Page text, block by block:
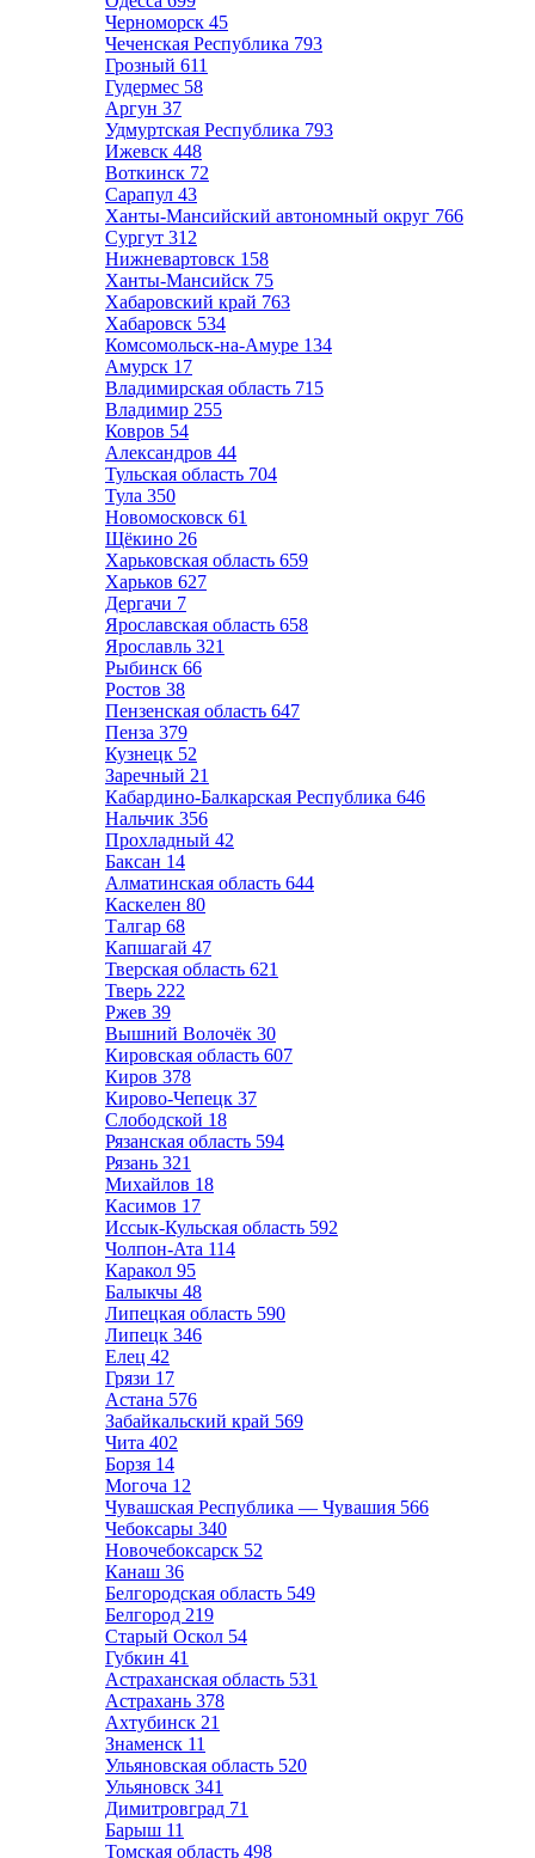
Черноморск 45
Чеченская Республика 793
Грозный 611
Гудермес 58
Аргун 37
Удмуртская Республика 793
Ижевск 448
Воткинск 72
Сарапул 43
Ханты-Мансийский автономный округ 766
Сургут 312
Нижневартовск 158
Ханты-Мансийск 75
Хабаровский край 763
Хабаровск 534
Комсомольск-на-Амуре 134
Амурск 17
Владимирская область 715
Владимир 255
Ковров 54
Александров 44
Тульская область 704
Тула 350
Новомосковск 61
Щёкино 26
Харьковская область 659
Харьков 627
Дергачи 7
Ярославская область 658
Ярославль 321
Рыбинск 66
Ростов 38
Пензенская область 647
Пенза 379
Кузнецк 52
Заречный 21
Кабардино-Балкарская Республика 646
Нальчик 356
Прохладный 42
Баксан 14
Алматинская область 644
Каскелен 80
Талгар 68
Капшагай 47
Тверская область 621
Тверь 222
Ржев 39
Вышний Волочёк 30
Кировская область 607
Киров 378
Кирово-Чепецк 37
Слободской 18
Рязанская область 594
Рязань 321
Михайлов 18
Касимов 17
Иссык-Кульская область 592
Чолпон-Ата 114
Каракол 95
Балыкчы 48
Липецкая область 590
Липецк 346
Елец 42
Грязи 17
Астана 576
Забайкальский край 569
Чита 402
Борзя 14
Могоча 12
Чувашская Республика — Чувашия 566
Чебоксары 340
Новочебоксарск 52
Канаш 36
Белгородская область 549
Белгород 219
Старый Оскол 54
Губкин 41
Астраханская область 531
Астрахань 378
Ахтубинск 21
Знаменск 11
Ульяновская область 520
Ульяновск 341
Димитровград 71
Барыш 11
Томская область 498